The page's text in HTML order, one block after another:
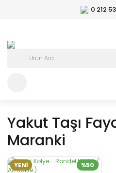
0 212
Yakut Taşı
Maranki
%50
YENİ